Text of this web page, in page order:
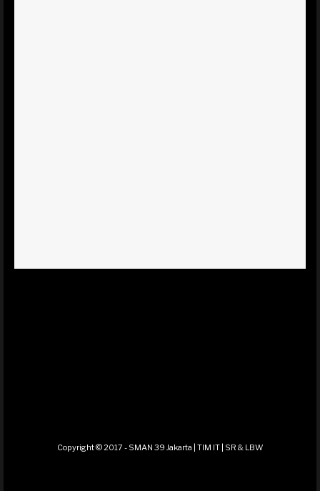
Copyright © 2017 - SMAN 39 Jakarta | TIM IT | SR & LBW